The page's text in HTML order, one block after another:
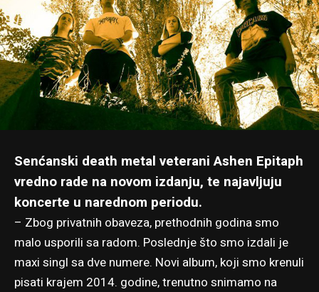
Senćanski death metal veterani Ashen Epitaph
vredno rade na novom izdanju, te najavljuju
koncerte u narednom periodu.
– Zbog privatnih obaveza, prethodnih godina smo
malo usporili sa radom. Poslednje što smo izdali je
maxi singl sa dve numere. Novi album, koji smo krenuli
pisati krajem 2014. godine, trenutno snimamo na